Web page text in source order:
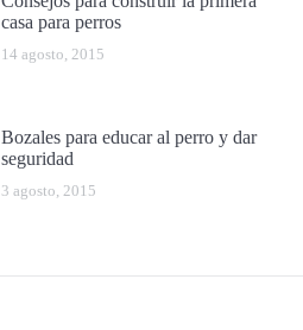
casa para perros
14 agosto, 2015
Bozales para educar al perro y dar
seguridad
3 agosto, 2015